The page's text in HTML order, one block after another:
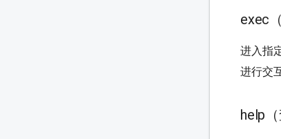
exec
进入指
进行交
help（